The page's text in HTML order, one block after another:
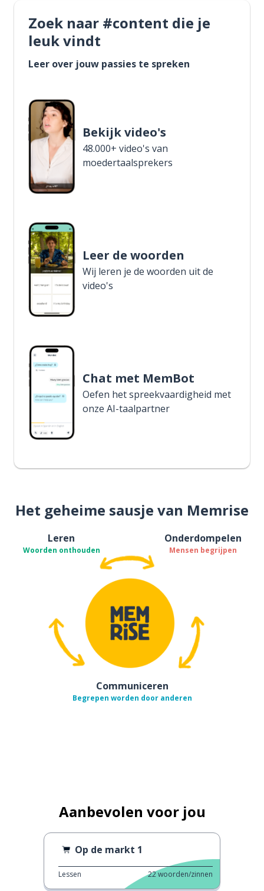
Zoek naar #content die je
leuk vindt
Leer over jouw passies te spreken
Bekijk video's
48.000+ video's van
moedertaalsprekers
Leer de woorden
Wij leren je de woorden uit de
video's
Chat met MemBot
Oefen het spreekvaardigheid met
onze AI-taalpartner
Het geheime sausje van Memrise
Leren
Woorden onthouden
Onderdompelen
Mensen begrijpen
Communiceren
Begrepen worden door anderen
Aanbevolen voor jou
Op de markt 1
Lessen 22woorden/zinnen